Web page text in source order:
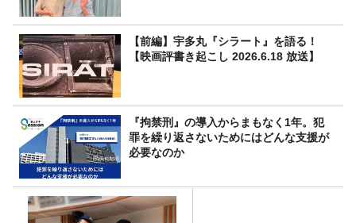
【前編】宇多丸『シラート』を語る！
【映画評書き起こし 2026.6.18 放送】
『拘禁刑』の導入からまもなく1年。犯
罪を繰り返さないためにはどんな支援が
必要なのか